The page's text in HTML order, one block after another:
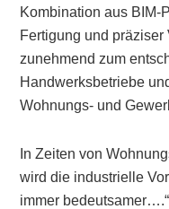
Kombination aus BIM-
Fertigung und
zunehmend zum
Handwerksbetriebe
Wohnungs- und
In Zeiten von
wird die industrielle
immer bedeutsamer….“